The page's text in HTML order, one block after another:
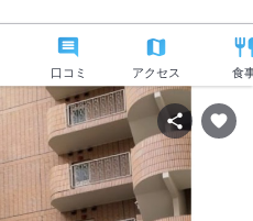
口コミ アクセス 食